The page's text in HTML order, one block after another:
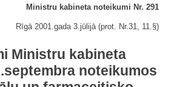
Ministru kabineta noteikumi Nr. 291
Rīgā 2001.gada 3.jūlijā (prot. Nr.31, 11.§)
Ministru kabineta
noteikumos